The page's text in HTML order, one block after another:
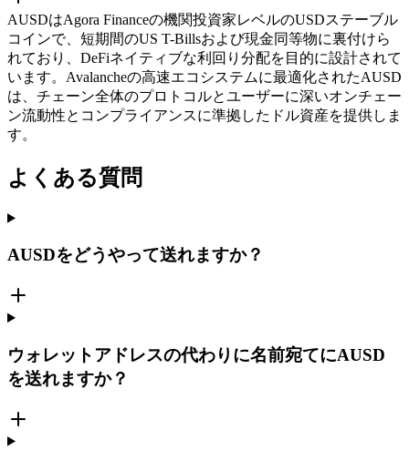
AUSDはAgora Financeの機関投資家レベルのUSDステーブル
コインで、短期間のUS T-Billsおよび現金同等物に裏付けら
れており、DeFiネイティブな利回り分配を目的に設計されて
います。Avalancheの高速エコシステムに最適化されたAUSD
は、チェーン全体のプロトコルとユーザーに深いオンチェー
ン流動性とコンプライアンスに準拠したドル資産を提供しま
す。
よくある質問
AUSDをどうやって送れますか？
ウォレットアドレスの代わりに名前宛てにAUSD
を送れますか？